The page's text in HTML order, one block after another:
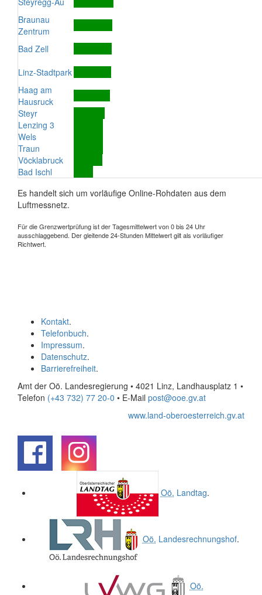
Braunau
Zentrum
Bad Zell
Linz-Stadtpark
Haag am
Hausruck
Steyr
Lenzing 3
Wels
Traun
Vöcklabruck
Bad Ischl
Es handelt sich um vorläufige Online-Rohdaten aus dem
Luftmessnetz.
Für die Grenzwertprüfung ist der Tagesmittelwert von 0 bis 24 Uhr
ausschlaggebend. Der gleitende 24-Stunden Mittelwert gilt als vorläufiger
Richtwert.
Kontakt.
Telefonbuch.
Impressum.
Datenschutz.
Barrierefreiheit.
Amt der Oö. Landesregierung • 4021 Linz, Landhausplatz 1 •
Telefon (+43 732) 77 20-0 • E-Mail post@ooe.gv.at
www.land-oberoesterreich.gv.at
Oö. Landtag.
Oö. Landesrechnungshof.
Oö.